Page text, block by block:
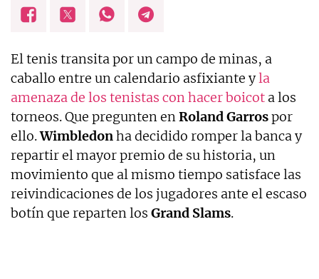
El tenis transita por un campo de minas, a
caballo entre un calendario asfixiante yla
amenaza de los tenistas con hacer boicot a los
torneos. Que pregunten enRolandGarrospor
ello.Wimbledonha decidido romper la banca y
repartir el mayor premio de su historia, un
movimiento que al mismo tiempo satisface las
reivindicaciones de los jugadores ante el escaso
botín que reparten los Grand Slams.